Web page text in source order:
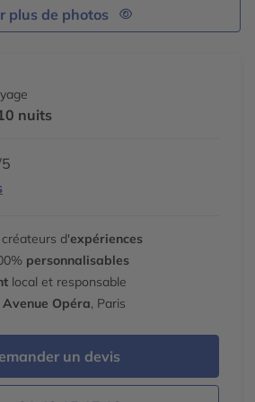
plus de photos
nuits
d'expériences
personnalisables
local et responsable
Avenue Opéra, Paris
un devis